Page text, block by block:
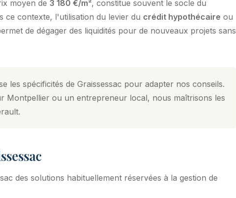
moyen de 3 180 €/m², constitue souvent le socle du
ce contexte, l'utilisation du levier du crédit hypothécaire ou
de dégager des liquidités pour de nouveaux projets sans
les spécificités de Graissessac pour adapter nos conseils.
Montpellier ou un entrepreneur local, nous maîtrisons les
des solutions habituellement réservées à la gestion de